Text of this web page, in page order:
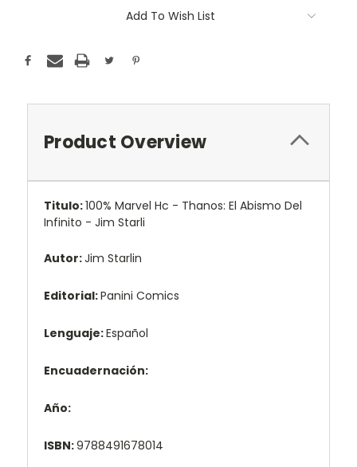
Add To Wish List
Product Overview
Titulo:100% Marvel Hc - Thanos: El Abismo Del
Infinito - Jim Starli
Autor:Jim Starlin
Editorial:Panini Comics
Lenguaje:Español
Encuadernación:
Año:
ISBN:9788491678014